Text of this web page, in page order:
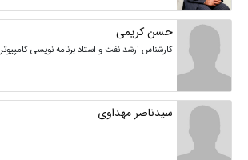
حسن کریمی
کارشناس ارشد نفت و استاد برنامه نویسی کامپیوتر
سیدناصر مهداوی